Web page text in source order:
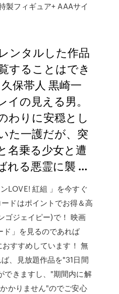
製フィギュア+ AAAサイ
ンタルした作品
することはでき
保帯人 黒崎一
イの見える男。
わりに安穏とし
た一護だが、突
名乗る少女と遭
れる悪霊に襲 …
LOVE! 紅組 」を今すぐ
ドはポイントでお得＆高
ジェイピー)で！ 映画
ド」を見るのであれば
すすめしています！ 無
、見放題作品を"31日間
できますし、"期間内に解
かりません"のでご安心